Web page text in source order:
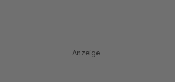
Anzeige